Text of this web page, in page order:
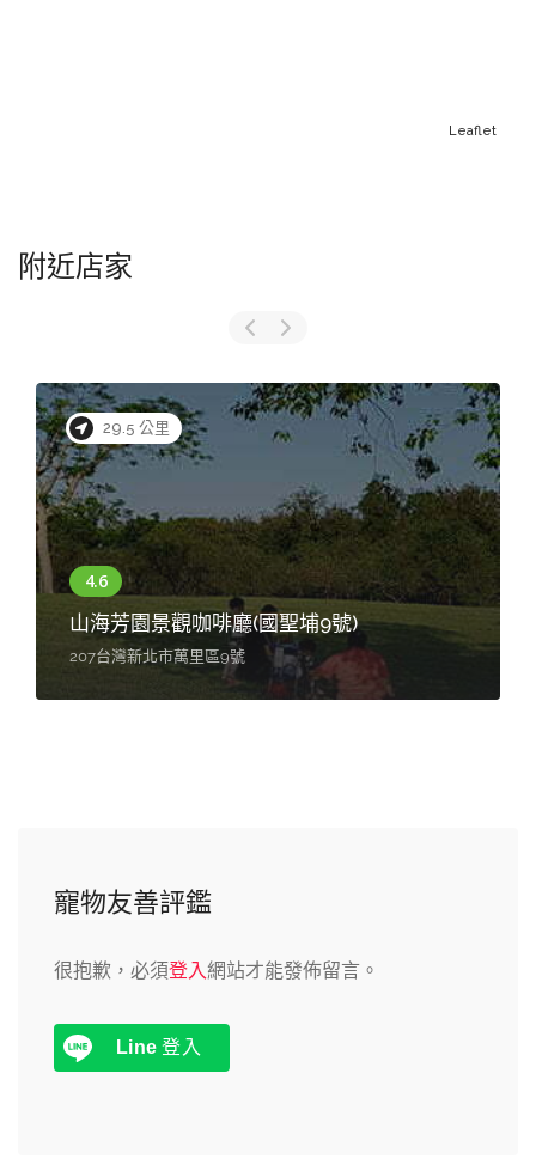
Leaflet
附近店家
廳(國聖埔9號)
30.5 公里
貪心咖啡館2025(店
間，請停港口區停車
208台灣新北市金山區磺港
寵物友善評鑑
很抱歉，必須登入網站才能發佈留言。
Line 登入